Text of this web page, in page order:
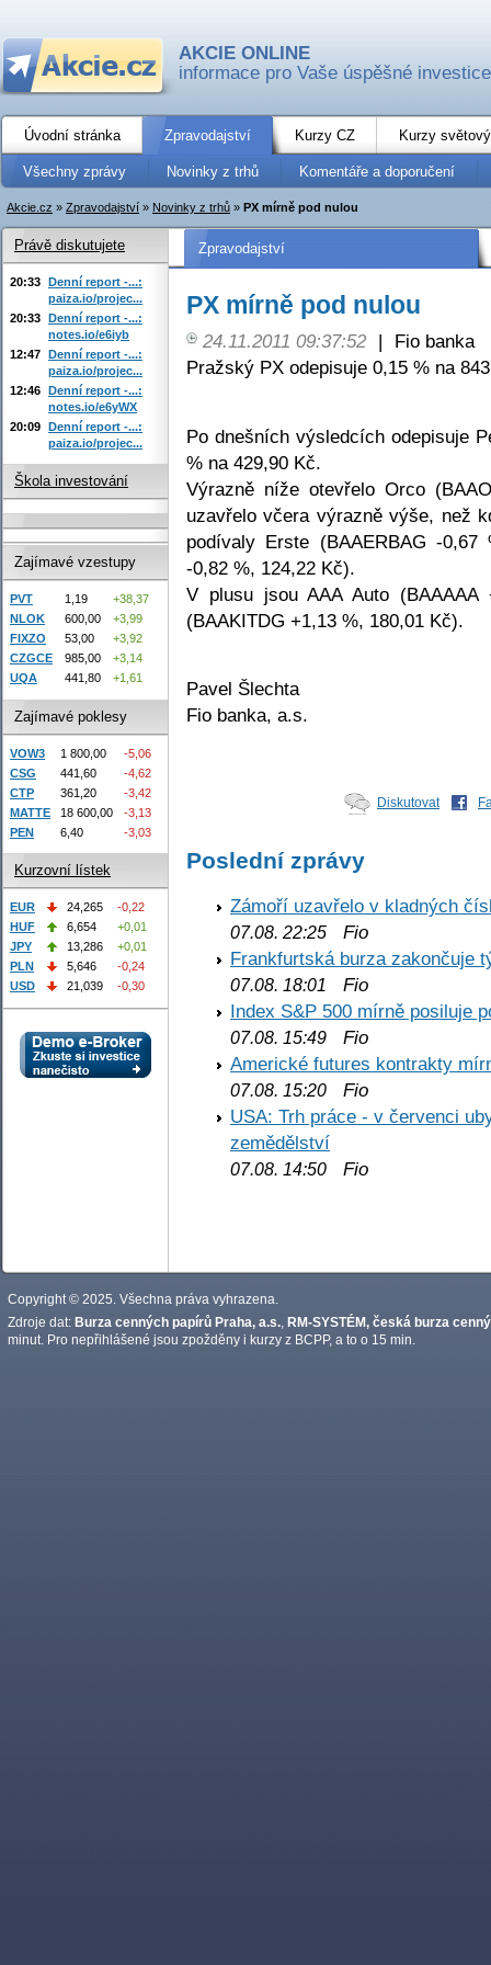
AKCIE ONLINE
informace pro Vaše úspěšné investice
Úvodní stránka Zpravodajství Kurzy CZ Kurzy
Všechny zprávy Novinky z trhů Komentáře a doporučení
Akcie.cz » Zpravodajství » Novinky z trhů » PX mírně pod nulou
Zpravodajství
PX mírně pod nulou
24.11.2011 09:37:52 |
Fio banka
Pražský PX odepisuje 0,15 % na
Po dnešních výsledcích odepisuje
% na 429,90 Kč.
Výrazně níže otevřelo Orco
uzavřelo včera výrazně výše, než
podívaly Erste (BAAERBAG -
-0,82 %, 124,22 Kč).
V plusu jsou AAA Auto
(BAAKITDG +1,13 %, 180,01 Kč).
Pavel Šlechta
Fio banka, a.s.
Diskutovat
Poslední zprávy
Zámoří uzavřelo v kladných
07.08. 22:25 Fio
Frankfurtská burza zakončuje
07.08. 18:01
Fio
Index S&P 500 mírně posiluje
07.08. 15:49 Fio
Americké futures kontrakty
07.08. 15:20 Fio
USA: Trh práce - v červenci
zemědělství
07.08. 14:50 Fio
Právě diskutujete
20:33 Denní report -...:
paiza.io/projec...
20:33 Denní report -...:
notes.io/e6iyb
12:47 Denní report -...:
paiza.io/projec...
12:46 Denní report -...:
notes.io/e6yWX
20:09 Denní report -...:
paiza.io/projec...
Škola investování
Zajímavé vzestupy
PVT 1,19
+38,37
NLOK
600,00
+3,99
FIXZO
53,00
+3,92
CZGCE
985,00
+3,14
UQA
441,80 +1,61
Zajímavé poklesy
VOW3 1 800,00
-5,06
CSG
441,60
-4,62
CTP
361,20
-3,42
MATTE
18 600,00
-3,13
PEN
6,40 -3,03
Kurzovní lístek
EUR 24,265
-0,22
HUF
6,654
+0,01
JPY
13,286
+0,01
PLN
5,646
-0,24
USD
21,039 -0,30
Copyright © 2025. Všechna práva vyhrazena.
Zdroje dat: Burza cenných papírů Praha, a.s. RM-SYSTÉM, česká burza
minut. Pro nepřihlášené jsou zpožděny i kurzy z BCPP, a to o 15 min.